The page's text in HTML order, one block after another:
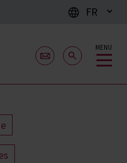
FR
MENU